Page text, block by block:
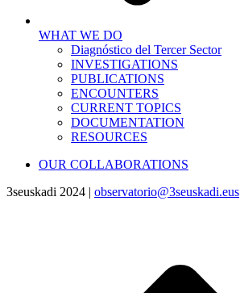
WHAT WE DO
Diagnóstico del Tercer Sector
INVESTIGATIONS
PUBLICATIONS
ENCOUNTERS
CURRENT TOPICS
DOCUMENTATION
RESOURCES
OUR COLLABORATIONS
3seuskadi 2024 | observatorio@3seuskadi.eus